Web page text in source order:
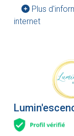
Plus
internet